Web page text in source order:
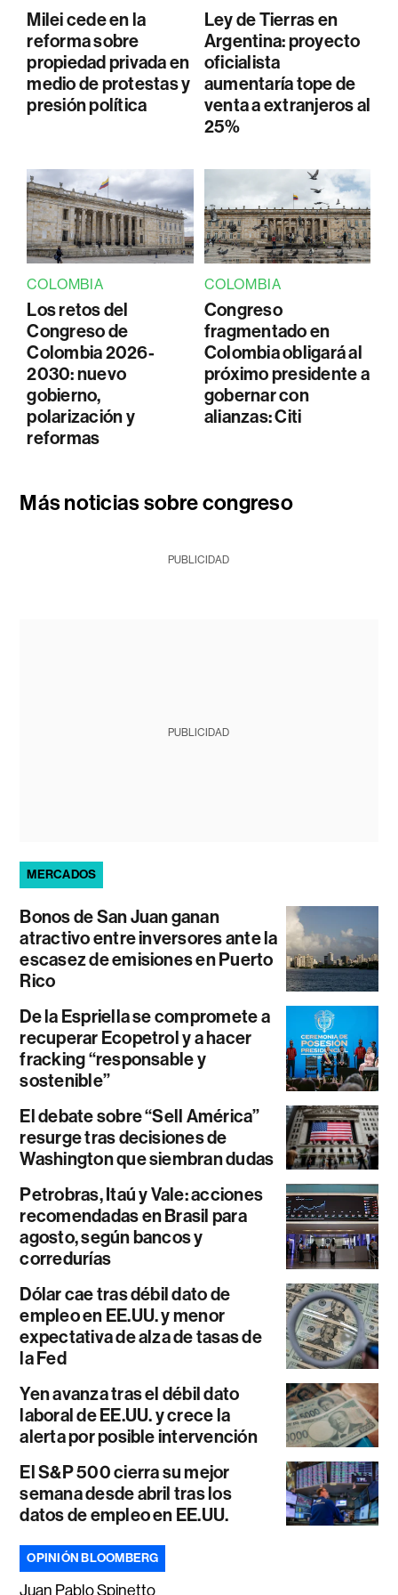
Milei cede en la
reforma sobre
propiedad privada en
medio de protestas y
presión política
Ley de Tierras en
Argentina: proyecto
oficialista
aumentaría tope de
venta a extranjeros al
25%
COLOMBIA
Los retos del
Congreso de
Colombia 2026-
2030: nuevo
gobierno,
polarización y
reformas
COLOMBIA
Congreso
fragmentado en
Colombia obligará al
próximo presidente a
gobernar con
alianzas: Citi
Más noticias sobre congreso
PUBLICIDAD
PUBLICIDAD
MERCADOS
Bonos de San Juan ganan
atractivo entre inversores ante la
escasez de emisiones en Puerto
Rico
De la Espriella se compromete a
recuperar Ecopetrol y a hacer
fracking “responsable y
sostenible”
El debate sobre “Sell América”
resurge tras decisiones de
Washington que siembran dudas
Petrobras, Itaú y Vale: acciones
recomendadas en Brasil para
agosto, según bancos y
corredurías
Dólar cae tras débil dato de
empleo en EE.UU. y menor
expectativa de alza de tasas de
la Fed
Yen avanza tras el débil dato
laboral de EE.UU. y crece la
alerta por posible intervención
El S&P 500 cierra su mejor
semana desde abril tras los
datos de empleo en EE.UU.
OPINIÓN BLOOMBERG
Juan Pablo Spinetto